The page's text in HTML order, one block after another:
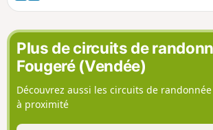
Plus de circuits de
Fougeré (Vendée)
Découvrez aussi les circuits de
à proximité